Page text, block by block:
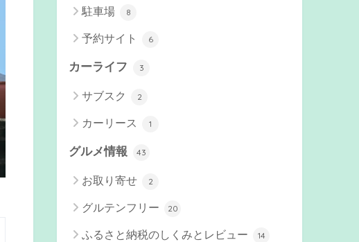
駐車場 8
予約サイト 6
カーライフ 3
サブスク 2
カーリース 1
グルメ情報 43
お取り寄せ 2
グルテンフリー 20
ふるさと納税のしくみとレビュー 14